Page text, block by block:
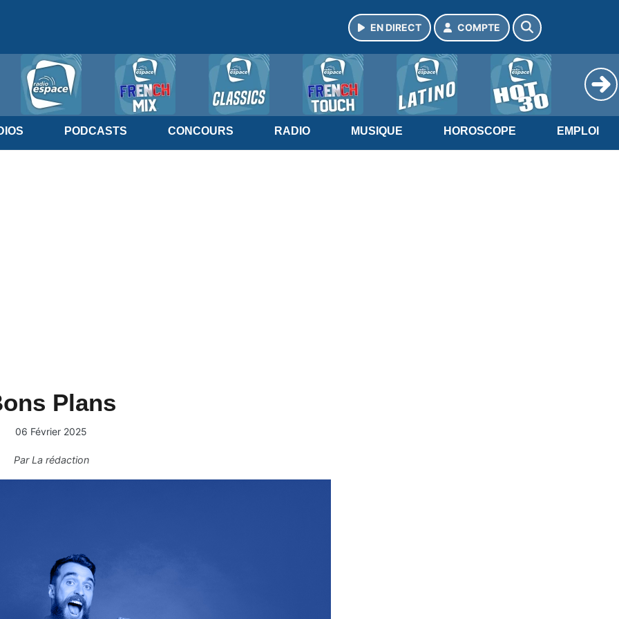
EN DIRECT COMPTE
PODCASTS CONCOURS RADIO MUSIQUE HOROSCOPE EMPLOI
Plans
06 Février 2025
ParLa rédaction